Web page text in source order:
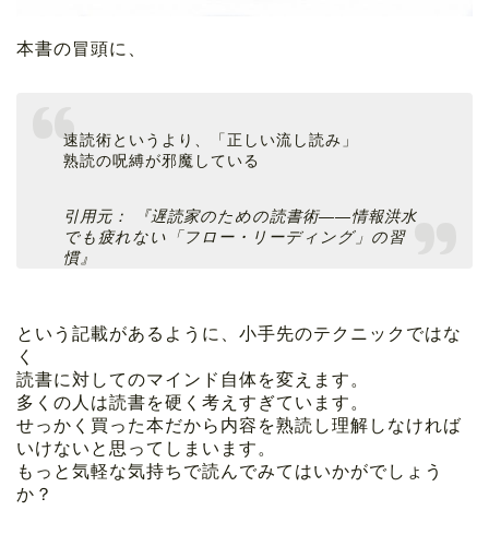
本書の冒頭に、
速読術というより、「正しい流し読み」
熟読の呪縛が邪魔している
引用元： 『遅読家のための読書術――情報洪水
でも疲れない「フロー・リーディング」の習
慣』
という記載があるように、小手先のテクニックではな
く
読書に対してのマインド自体を変えます。
多くの人は読書を硬く考えすぎています。
せっかく買った本だから内容を熟読し理解しなければ
いけないと思ってしまいます。
もっと気軽な気持ちで読んでみてはいかがでしょう
か？